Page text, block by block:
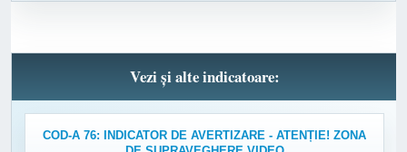
Vezi și alte indicatoare:
COD-A 76: INDICATOR DE AVERTIZARE - ATENȚIE! ZONA